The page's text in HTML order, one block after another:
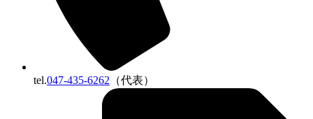
tel.047-435-6262 （代表）